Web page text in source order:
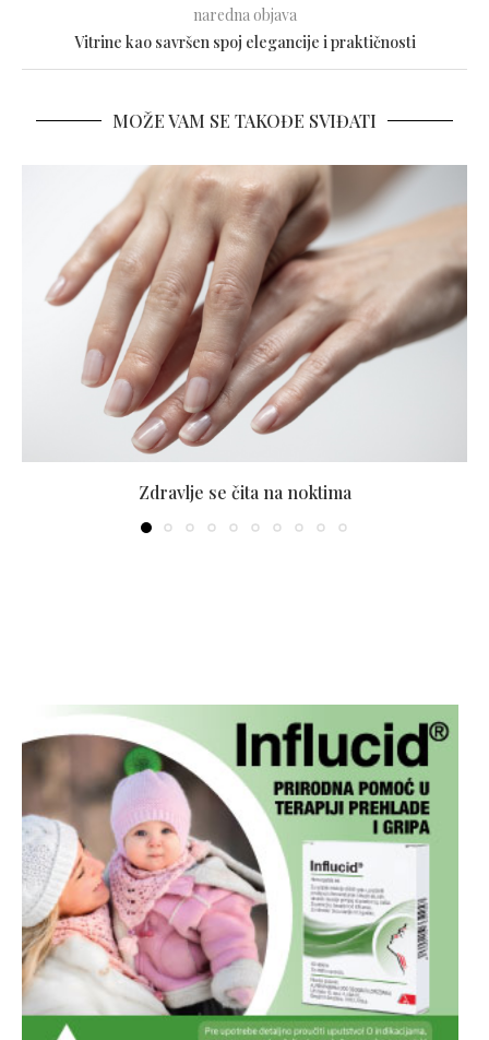
naredna objava
Vitrine kao savršen spoj elegancije i praktičnosti
MOŽE VAM SE TAKOĐE SVIĐATI
Zdravlje se čita na noktima